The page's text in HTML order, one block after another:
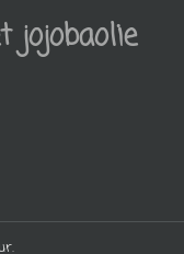
jojobaolie